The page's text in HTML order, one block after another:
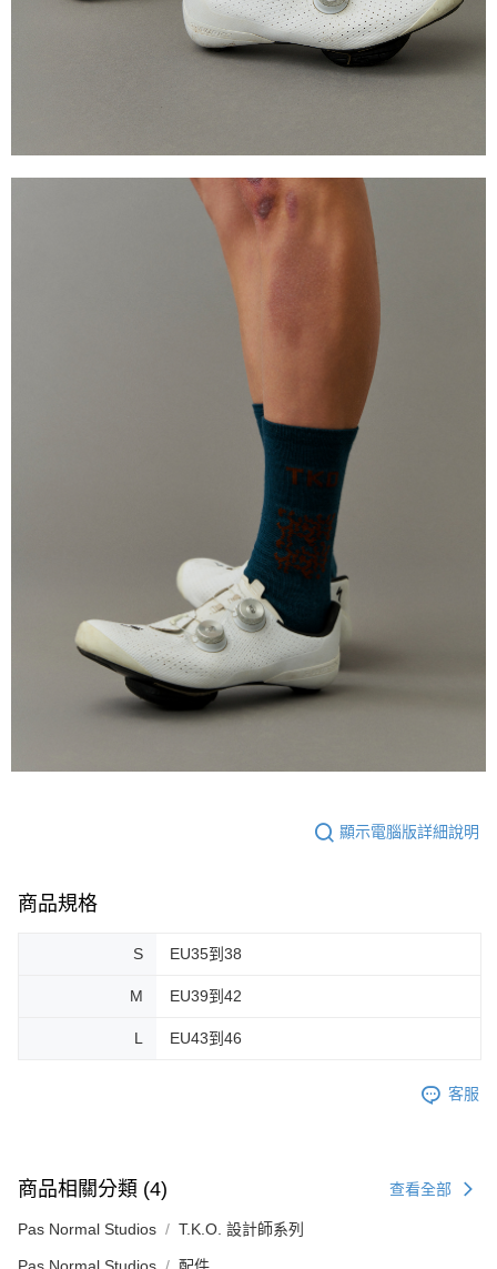
顯示電腦版詳細說明
商品規格
S EU35到38
M EU39到42
L EU43到46
客服
商品相關分類 (4) 查看全部
Pas Normal Studios T.K.O. 設計師系列